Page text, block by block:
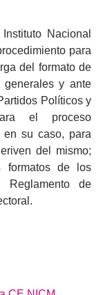
Nacional
para
del formato de
generales y ante
Políticos y
el proceso
en su caso, para
del mismo;
formatos de los
de